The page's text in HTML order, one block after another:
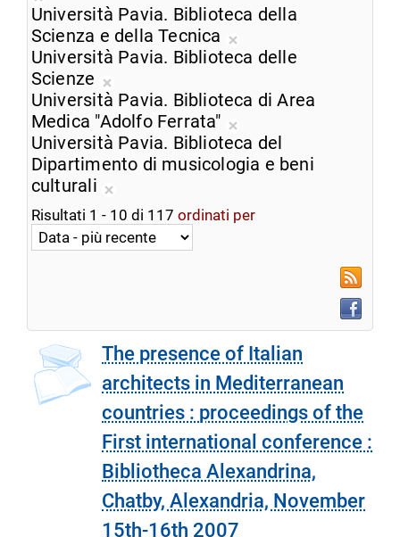
ricerca
corrente
Rimuovi
dalla
ricerca
corrente
Università Pavia. Biblioteca della
Scienza e della Tecnica
Rimuovi
ricerca
corrente
Università Pavia. Biblioteca delle
Scienze
Rimuovi
dalla
ricerca
corrente
Università Pavia. Biblioteca di Area
Medica "Adolfo Ferrata"
Rimuovi
dalla
Università Pavia. Biblioteca del
Dipartimento di musicologia e beni
culturali
Rimuovi
dalla
ricerca
Risultati 1 - 10 di 117 ordinati per
RSS
The presence of Italian
architects in Mediterranean
countries : proceedings of the
First international conference :
Bibliotheca Alexandrina,
Chatby, Alexandria, November
15th-16th 2007